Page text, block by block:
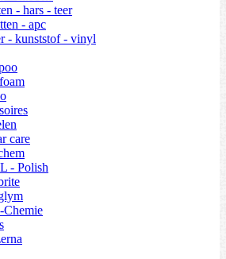
- hars - teer
- apc
- kunststof - vinyl
care
- Polish
Chemie